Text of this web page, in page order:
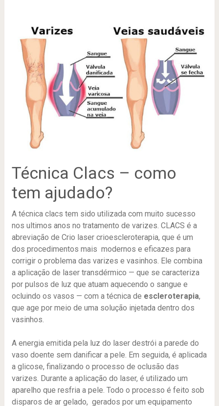
Técnica Clacs – como
tem ajudado?
A técnica clacs tem sido utilizada com muito sucesso
nos ultimos anos no tratamento de varizes. CLACS é a
abreviação de Crio laser crioescleroterapia, que é um
dos procedimentos mais modernos e eficazes para
corrigir o problema das varizes e vasinhos. Ele combina
a aplicação de laser transdérmico — que se caracteriza
por pulsos de luz que atuam aquecendo o sangue e
ocluindo os vasos — com a técnica de escleroterapia,
que age por meio de uma solução injetada dentro dos
vasinhos.
A energia emitida pela luz do laser destrói a parede do
vaso doente sem danificar a pele. Em seguida, é aplicada
a glicose, finalizando o processo de oclusão das
varizes. Durante a aplicação do laser, é utilizado um
aparelho que resfria a pele. Todo o processo é feito sob
disparos de ar gelado, gerados por um equipamento